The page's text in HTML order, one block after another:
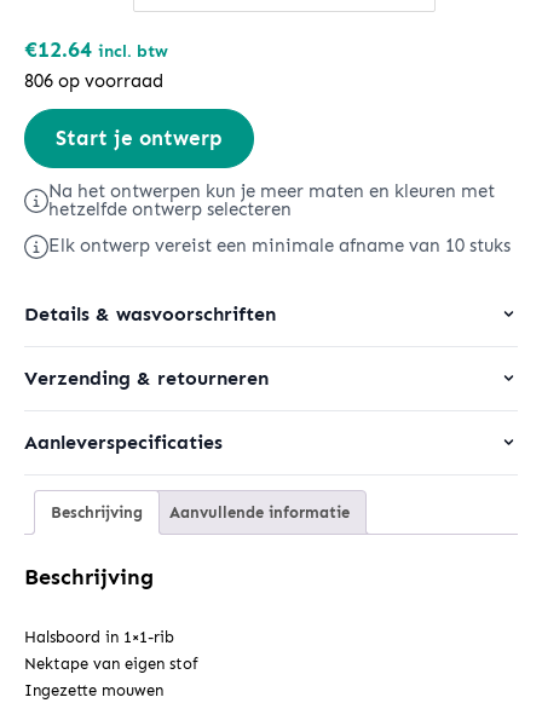
€12.64 incl. btw
806 op voorraad
Stella
Muser
Long
Sleeve
aantal
Start je ontwerp
Na het ontwerpen kun je meer maten en kleuren met
hetzelfde ontwerp selecteren
Elk ontwerp vereist een minimale afname van 10 stuks
Details & wasvoorschriften
Verzending & retourneren
Aanleverspecificaties
Beschrijving Aanvullende informatie
Beschrijving
Halsboord in 1×1-rib
Nektape van eigen stof
Ingezette mouwen